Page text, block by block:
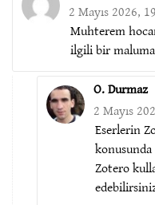
2 Mayıs 2026,
Muhterem
ilgili bir
O. Durmaz
2 Mayıs
Eserlerin
konusunda
Zotero